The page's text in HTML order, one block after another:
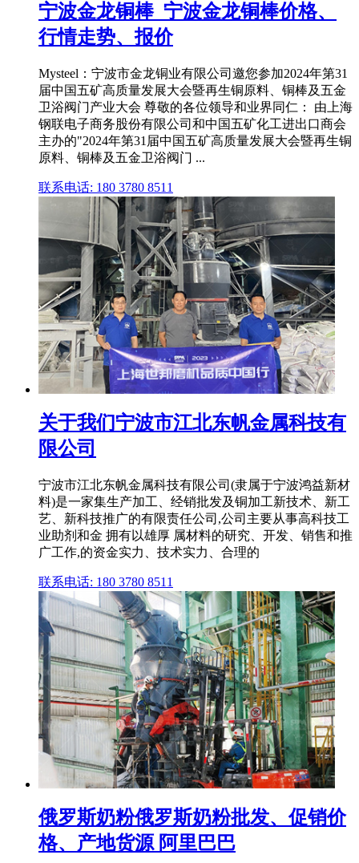
宁波金龙铜棒_宁波金龙铜棒价格、
行情走势、报价
Mysteel：宁波市金龙铜业有限公司邀您参加2024年第31
届中国五矿高质量发展大会暨再生铜原料、铜棒及五金
卫浴阀门产业大会 尊敬的各位领导和业界同仁： 由上海
钢联电子商务股份有限公司和中国五矿化工进出口商会
主办的"2024年第31届中国五矿高质量发展大会暨再生铜
原料、铜棒及五金卫浴阀门 ...
联系电话: 180 3780 8511
关于我们宁波市江北东帆金属科技有
限公司
宁波市江北东帆金属科技有限公司(隶属于宁波鸿益新材
料)是一家集生产加工、经销批发及铜加工新技术、新工
艺、新科技推广的有限责任公司,公司主要从事高科技工
业助剂和金 拥有以雄厚 属材料的研究、开发、销售和推
广工作,的资金实力、技术实力、合理的
联系电话: 180 3780 8511
俄罗斯奶粉俄罗斯奶粉批发、促销价
格、产地货源 阿里巴巴